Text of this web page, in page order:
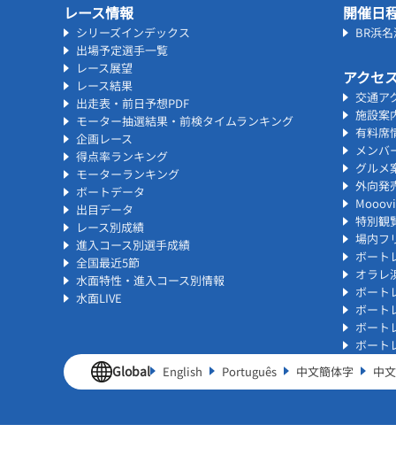
レース情報
シリーズインデックス
出場予定選手一覧
レース展望
レース結果
出走表・前日予想PDF
モーター抽選結果・前検タイムランキング
企画レース
得点率ランキング
モーターランキング
ボートデータ
出目データ
レース別成績
進入コース別選手成績
全国最近5節
水面特性・進入コース別情報
水面LIVE
開催日
BR浜
アクセ
交通ア
施設案
有料席
メンバ
グルメ
外向発
特別観
場内フ
ボート
オラレ
ボート
ボート
ボート
ボート
Global English Português 中文簡体字 中